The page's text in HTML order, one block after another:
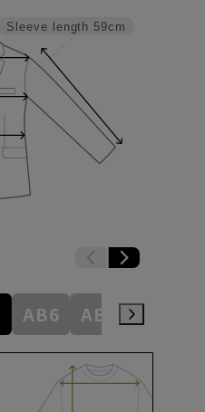
Sleeve length 59cm
AB6 AB7 AB8